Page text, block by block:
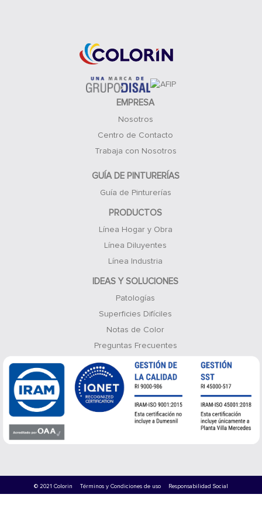
EMPRESA
Nosotros
Centro de Contacto
Trabaja con Nosotros
GUÍA DE PINTURERÍAS
Guía de Pinturerías
PRODUCTOS
Línea Hogar y Obra
Línea Diluyentes
Línea Industria
IDEAS Y SOLUCIONES
Patologías
Superficies Difíciles
Notas de Color
Preguntas Frecuentes
© 2021 Colorin Términos y Condiciones de uso Responsabilidad Social